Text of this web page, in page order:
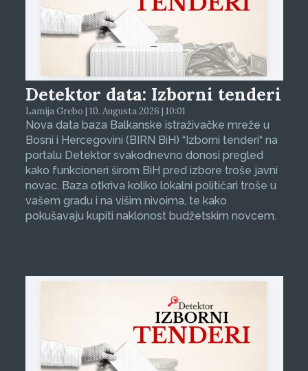
Detektor data: Izborni tenderi
Lamija Grebo | 10. Augusta 2026 | 10:01
Nova data baza Balkanske istraživačke mreže u
Bosni i Hercegovini (BIRN BiH) “Izborni tenderi“ na
portalu Detektor svakodnevno donosi pregled
kako funkcioneri širom BiH pred izbore troše javni
novac. Baza otkriva koliko lokalni političari troše u
vašem gradu i na višim nivoima, te kako
pokušavaju kupiti naklonost budžetskim novcem.